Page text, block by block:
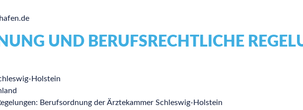
UND BERUFSRECHTLICHE
Holstein
Berufsordnung der Ärztekammer Schleswig-Holstein